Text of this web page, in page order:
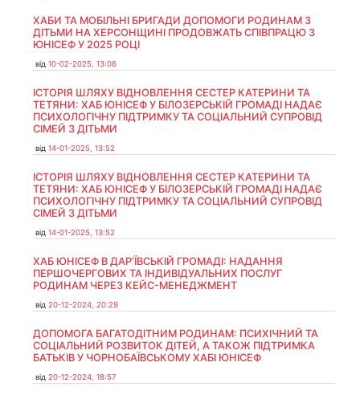
ХАБИ ТА МОБІЛЬНІ БРИГАДИ ДОПОМОГИ РОДИНАМ З
ДІТЬМИ НА ХЕРСОНЩИНІ ПРОДОВЖАТЬ СПІВПРАЦЮ З
ЮНІСЕФ У 2025 РОЦІ
від 10-02-2025, 13:06
ІСТОРІЯ ШЛЯХУ ВІДНОВЛЕННЯ СЕСТЕР КАТЕРИНИ ТА
ТЕТЯНИ: ХАБ ЮНІСЕФ У БІЛОЗЕРСЬКІЙ ГРОМАДІ НАДАЄ
ПСИХОЛОГІЧНУ ПІДТРИМКУ ТА СОЦІАЛЬНИЙ СУПРОВІД
СІМЕЙ З ДІТЬМИ
від 14-01-2025, 13:52
ІСТОРІЯ ШЛЯХУ ВІДНОВЛЕННЯ СЕСТЕР КАТЕРИНИ ТА
ТЕТЯНИ: ХАБ ЮНІСЕФ У БІЛОЗЕРСЬКІЙ ГРОМАДІ НАДАЄ
ПСИХОЛОГІЧНУ ПІДТРИМКУ ТА СОЦІАЛЬНИЙ СУПРОВІД
СІМЕЙ З ДІТЬМИ
від 14-01-2025, 13:52
ХАБ ЮНІСЕФ В ДАР’ЇВСЬКІЙ ГРОМАДІ: НАДАННЯ
ПЕРШОЧЕРГОВИХ ТА ІНДИВІДУАЛЬНИХ ПОСЛУГ
РОДИНАМ ЧЕРЕЗ КЕЙС-МЕНЕДЖМЕНТ
від 20-12-2024, 20:29
ДОПОМОГА БАГАТОДІТНИМ РОДИНАМ: ПСИХІЧНИЙ ТА
СОЦІАЛЬНИЙ РОЗВИТОК ДІТЕЙ, А ТАКОЖ ПІДТРИМКА
БАТЬКІВ У ЧОРНОБАЇВСЬКОМУ ХАБІ ЮНІСЕФ
від 20-12-2024, 18:57